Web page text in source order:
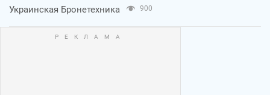
Украинская Бронетехника 900